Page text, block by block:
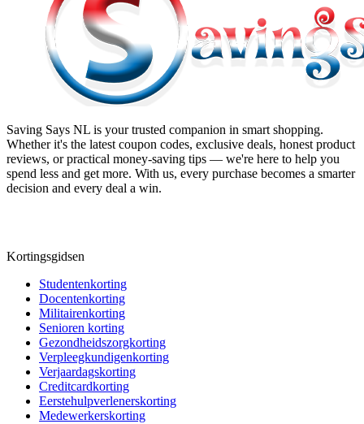
Saving Says NL is your trusted companion in smart shopping.
Whether it's the latest coupon codes, exclusive deals, honest product
reviews, or practical money-saving tips — we're here to help you
spend less and get more. With us, every purchase becomes a smarter
decision and every deal a win.
Kortingsgidsen
Studentenkorting
Docentenkorting
Militairenkorting
Senioren korting
Gezondheidszorgkorting
Verpleegkundigenkorting
Verjaardagskorting
Creditcardkorting
Eerstehulpverlenerskorting
Medewerkerskorting